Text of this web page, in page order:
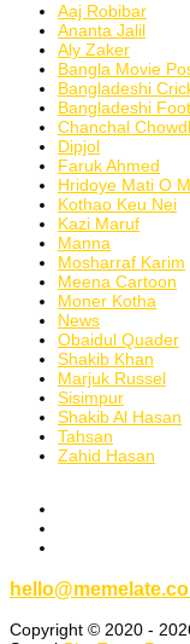
Aaj Robibar
Ananta Jalil
Aly Zaker
Bangla Movie
Bangladeshi
Bangladeshi
Chanchal
Dipjol
Faruk Ahmed
Hridoye Mati O
Kothao Keu Nei
Kazi Maruf
Manna
Mosharraf Karim
Meena Cartoon
Moner Kotha
News
Obaidul Quader
Shakib Khan
Marjuk Russel
Sisimpur
Shakib Al Hasan
Tahsan
Zahid Hasan
Copyright © 2020 -